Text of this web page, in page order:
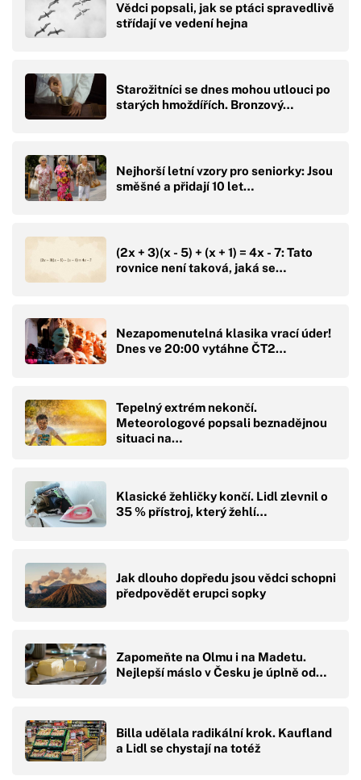
Vědci popsali, jak se ptáci spravedlivě
střídají ve vedení hejna
Starožitníci se dnes mohou utlouci po
starých hmoždířích. Bronzový…
Nejhorší letní vzory pro seniorky: Jsou
směšné a přidají 10 let…
(2x + 3)(x - 5) + (x + 1) = 4x - 7: Tato
rovnice není taková, jaká se…
Nezapomenutelná klasika vrací úder!
Dnes ve 20:00 vytáhne ČT2…
Tepelný extrém nekončí.
Meteorologové popsali beznadějnou
situaci na…
Klasické žehličky končí. Lidl zlevnil o
35 % přístroj, který žehlí…
Jak dlouho dopředu jsou vědci schopni
předpovědět erupci sopky
Zapomeňte na Olmu i na Madetu.
Nejlepší máslo v Česku je úplně od…
Billa udělala radikální krok. Kaufland
a Lidl se chystají na totéž